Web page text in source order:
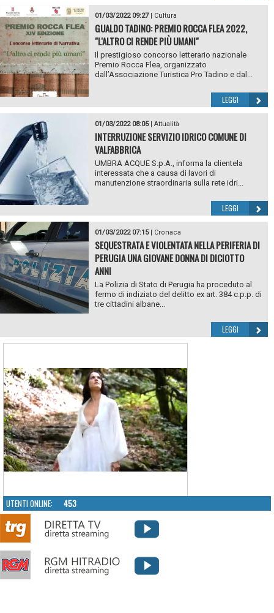
01/03/2022 09:27| Cultura
GUALDO TADINO: PREMIO ROCCA FLEA 2022,
"L'ALTRO CI RENDE PIÙ UMANI"
Il prestigioso concorso letterario nazionale
Premio Rocca Flea, organizzato
dall’Associazione Turistica Pro Tadino e dal...
LEGGI
01/03/2022 08:05| Attualità
INTERRUZIONE SERVIZIO IDRICO COMUNE DI
VALFABBRICA
UMBRA ACQUE S.p.A., informa la clientela
interessata che a causa di lavori di
manutenzione straordinaria sulla rete idri...
LEGGI
01/03/2022 07:15| Cronaca
SEQUESTRATA E VIOLENTATA NELLA PERIFERIA DI
PERUGIA UNA GIOVANE DONNA DI DICIOTTO
ANNI
La Polizia di Stato di Perugia ha proceduto al
fermo di indiziato del delitto ex art. 384 c.p.p. di
tre cittadini albane...
LEGGI
UTENTI ONLINE: 453